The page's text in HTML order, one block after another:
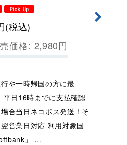
(税込)
価格: 2,980円
行や一時帰国の方に最
平日16時までに支払確認
合当日ネコポス発送！そ
営業日対応 利用対象国
」 …